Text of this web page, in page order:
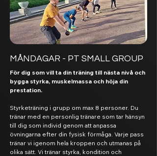
MÅNDAGAR - PT SMALL GROUP
För dig som vill ta din träning till nästa nivå och
bygga styrka, muskelmassa och höja din
prestation.
Styrketräning i grupp om max 8 personer. Du
tränar med en personlig tränare som tar hänsyn
till dig som individ genom att anpassa
övningarna efter din fysisk förmåga. Varje pass
tränar vi igenom hela kroppen och utmanas på
olika sätt. Vi tränar styrka, kondition och